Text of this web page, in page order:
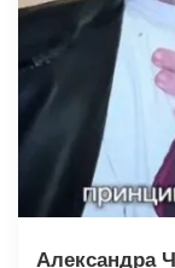
Александра